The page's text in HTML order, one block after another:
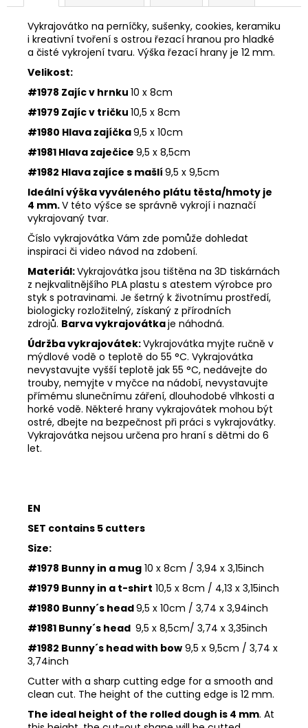
Vykrajovátko na perníčky, sušenky, cookies, keramiku
i kreativní tvoření s ostrou řezací hranou pro hladké
a čisté vykrojení tvaru. Výška řezací hrany je 12 mm.
Velikost:
#1978 Zajíc v hrnku 10 x 8cm
#1979 Zajíc v tričku 10,5 x 8cm
#1980 Hlava zajíčka9,5 x 10cm
#1981 Hlava zaječice 9,5 x 8,5cm
#1982 Hlava zajíce s mašlí 9,5 x 9,5cm
Ideální výška vyváleného plátu těsta/hmoty je
4 mm.V této výšce se správně vykrojí i naznačí
vykrajovaný tvar.
Číslo vykrajovátka Vám zde pomůže dohledat
inspiraci či video návod na zdobení.
Materiál:Vykrajovátka jsou tištěna na 3D tiskárnách
z nejkvalitnějšího PLA plastu s atestem výrobce pro
styk s potravinami. Je šetrný k životnímu prostředí,
biologicky rozložitelný, získaný z přírodních
zdrojů. Barva vykrajovátkaje náhodná.
Údržba vykrajovátek:Vykrajovátka myjte ručně v
mýdlové vodě o teplotě do 55 °C. Vykrajovátka
nevystavujte vyšší teplotě jak 55 °C, nedávejte do
trouby, nemyjte v myčce na nádobí, nevystavujte
přímému slunečnímu záření, dlouhodobé vlhkosti a
horké vodě. Některé hrany vykrajovátek mohou být
ostré, dbejte na bezpečnost při práci s vykrajovátky.
Vykrajovátka nejsou určena pro hraní s dětmi do 6
let.
EN
SET contains 5 cutters
Size:
#1978 Bunny in a mug 10 x 8cm / 3,94 x 3,15inch
#1979 Bunny in a t-shirt 10,5 x 8cm / 4,13 x 3,15inch
#1980 Bunny´s head9,5 x 10cm / 3,74 x 3,94inch
#1981 Bunny´s head 9,5 x 8,5cm/ 3,74 x 3,35inch
#1982 Bunny´s head with bow 9,5 x 9,5cm / 3,74 x
3,74inch
Cutter with a sharp cutting edge for a smooth and
clean cut. The height of the cutting edge is 12 mm.
The ideal height of the rolled dough is 4 mm. At